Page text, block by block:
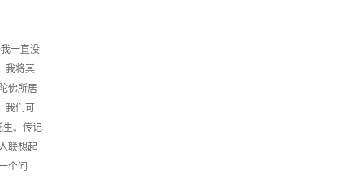
一直没
我将其
佛所居
我们可
生。传记
联想起
个问